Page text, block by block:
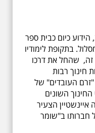
בית חינוך צפון, ברחוב הירקון 248, הידוע כיום כבית ספר
בתקופת לימודיו
זה, שהחל את דרכו
חינוך רבות
"זרם העובדים" של
השונים
איינשטיין הצעיר
חברותו ב"שומר